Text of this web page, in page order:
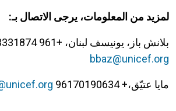
لمزيد من المعلومات، يرجى الاتصال بـ:
بلانش باز، يونيسف لبنان، +961 3331874
bbaz@unicef.org
مايا عتيّق،+ 96170190634